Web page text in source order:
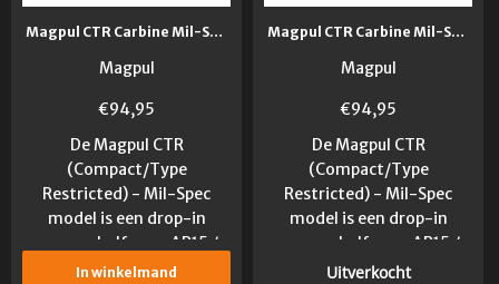
Magpul CTR Carbine Mil-Spec Stock FDE
Magpul
€94,95
De Magpul CTR
(Compact/Type
Restricted) - Mil-Spec
model is een drop-in
vervangkolf voor AR15 /
M16...
In winkelmand
Magpul CTR Carbine Mil-Spec Stock Zwart
Magpul
€94,95
De Magpul CTR
(Compact/Type
Restricted) - Mil-Spec
model is een drop-in
vervangkolf voor AR15 /
M16...
Uitverkocht